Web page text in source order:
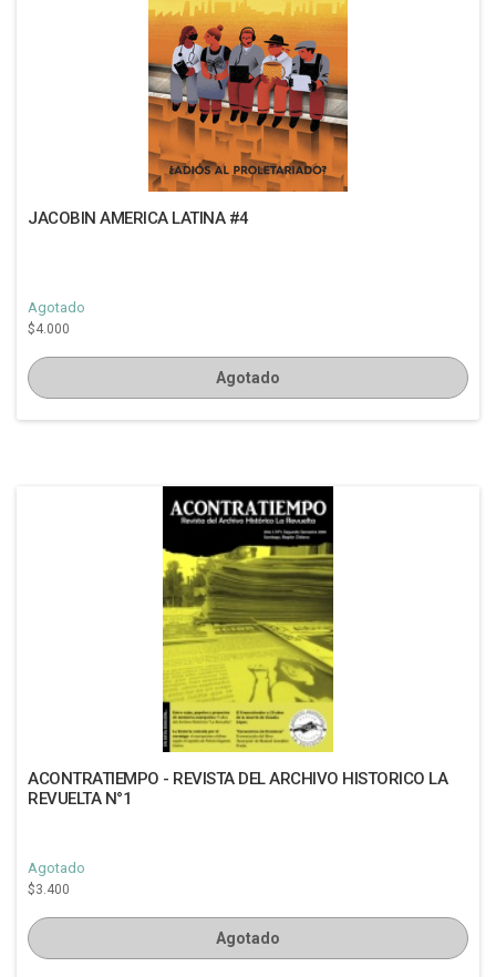
JACOBIN AMERICA LATINA #4
Agotado
$4.000
Agotado
ACONTRATIEMPO - REVISTA DEL ARCHIVO HISTORICO LA
REVUELTA N°1
Agotado
$3.400
Agotado